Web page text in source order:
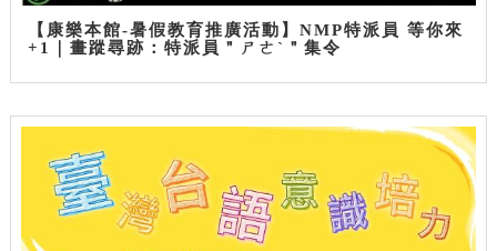
【康樂本館-暑假教育推廣活動】NMP特派員 等你來
+1｜畫蹤尋跡：特派員＂ㄕㄜˋ＂集令